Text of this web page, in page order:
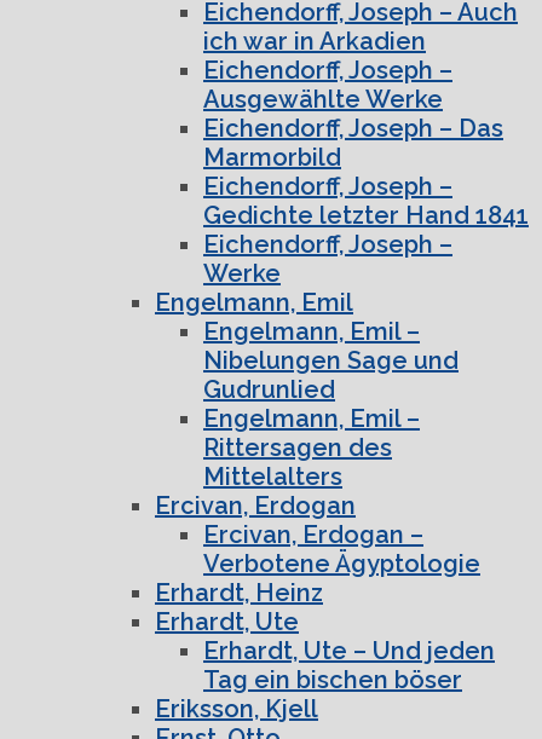
Eichendorff, Joseph – Auch
ich war in Arkadien
Eichendorff, Joseph –
Ausgewählte Werke
Eichendorff, Joseph – Das
Marmorbild
Eichendorff, Joseph –
Gedichte letzter Hand 1841
Eichendorff, Joseph –
Werke
Engelmann, Emil
Engelmann, Emil –
Nibelungen Sage und
Gudrunlied
Engelmann, Emil –
Rittersagen des
Mittelalters
Ercivan, Erdogan
Ercivan, Erdogan –
Verbotene Ägyptologie
Erhardt, Heinz
Erhardt, Ute
Erhardt, Ute – Und jeden
Tag ein bischen böser
Eriksson, Kjell